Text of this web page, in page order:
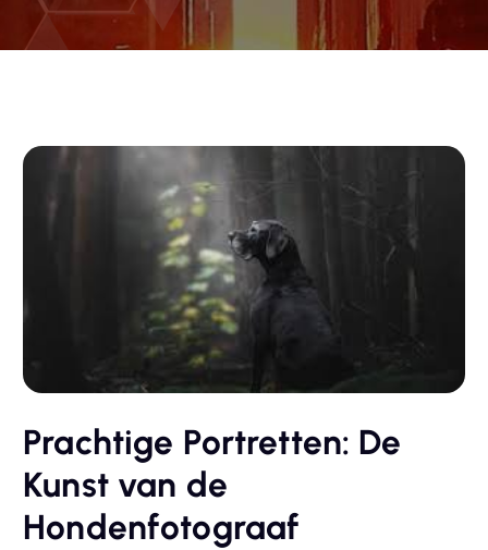
Prachtige Portretten: De
Kunst van de
Hondenfotograaf